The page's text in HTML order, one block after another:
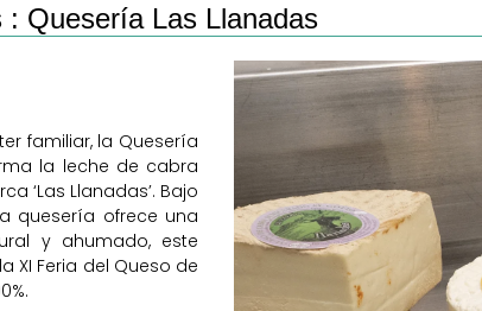
: Quesería Las Llanadas
familiar, la Quesería
la leche de cabra
‘Las Llanadas’. Bajo
quesería ofrece una
y ahumado, este
Feria del Queso de